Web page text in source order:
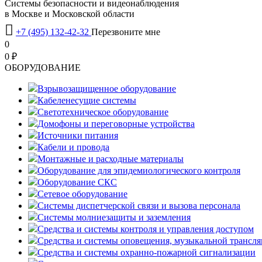
Системы безопасности и видеонаблюдения
в Москве и Московской области
 +7 (495) 132-42-32 Перезвоните мне
0
0 ₽
OБОРУДОВАНИЕ
Взрывозащищенное оборудование
Кабеленесущие системы
Светотехническое оборудование
Домофоны и переговорные устройства
Источники питания
Кабели и провода
Монтажные и расходные материалы
Оборудование для эпидемиологического контроля
Оборудование СКС
Сетевое оборудование
Системы диспетчерской связи и вызова персонала
Системы молниезащиты и заземления
Средства и системы контроля и управления доступом
Средства и системы оповещения, музыкальной
Средства и системы охранно-пожарной сигнализации